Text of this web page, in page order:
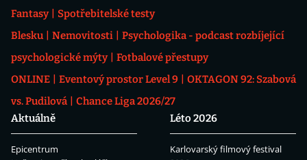
Fantasy
Spotřebitelské testy
Blesku
Nemovitosti
Psychologika - podcast rozbíjející
psychologické mýty
Fotbalové přestupy
ONLINE
Eventový prostor Level 9
OKTAGON 92: Szabová
vs. Pudilová
Chance Liga 2026/27
Aktuálně
Epicentrum
Léto 2026
Karlovarský filmový festival